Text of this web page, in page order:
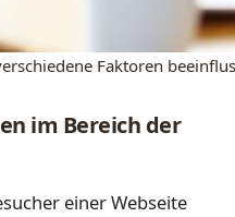
Faktoren
im Bereich der
einer Webseite